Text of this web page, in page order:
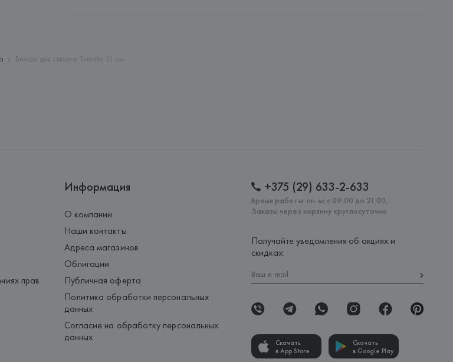
Производитель:
Блюдо для салата Tomato 21 см
прав
Информация
О компании
Наши контакты
Адреса магазинов
Облигации
Публичная оферта
Политика обработки персональных
данных
Согласие на обработку персональных
данных
+375 (29) 633-2-633
Время работы: пн-вс с 09:00 до 21:00,
Заказы через корзину круглосуточно
Получайте уведомления об акциях и
скидках:
Скачать
в App Store
Скачать
в Google Play